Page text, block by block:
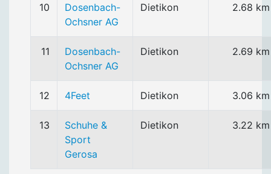
10
Dosenbach-
Ochsner AG
Dietikon 2.68 km
11
Dosenbach-
Ochsner AG
Dietikon 2.69 km
12 4Feet Dietikon 3.06 km
13
Schuhe &
Sport
Gerosa
Dietikon 3.22 km